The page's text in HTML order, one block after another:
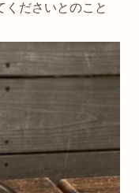
くださいとのこと